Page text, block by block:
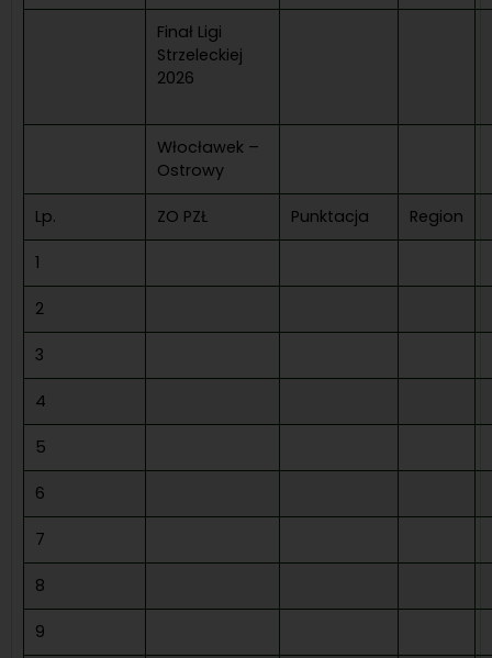
Finał Ligi
Strzeleckiej
2026
Włocławek –
Ostrowy
Lp. ZO PZŁ Punktacja Region
1
2
3
4
5
6
7
8
9